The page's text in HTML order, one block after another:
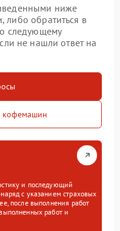
ниже
либо обратиться в
следующему
не нашли ответ на
кофемашин
и последующий
с указанием страховых
после выполнения работ
работ и